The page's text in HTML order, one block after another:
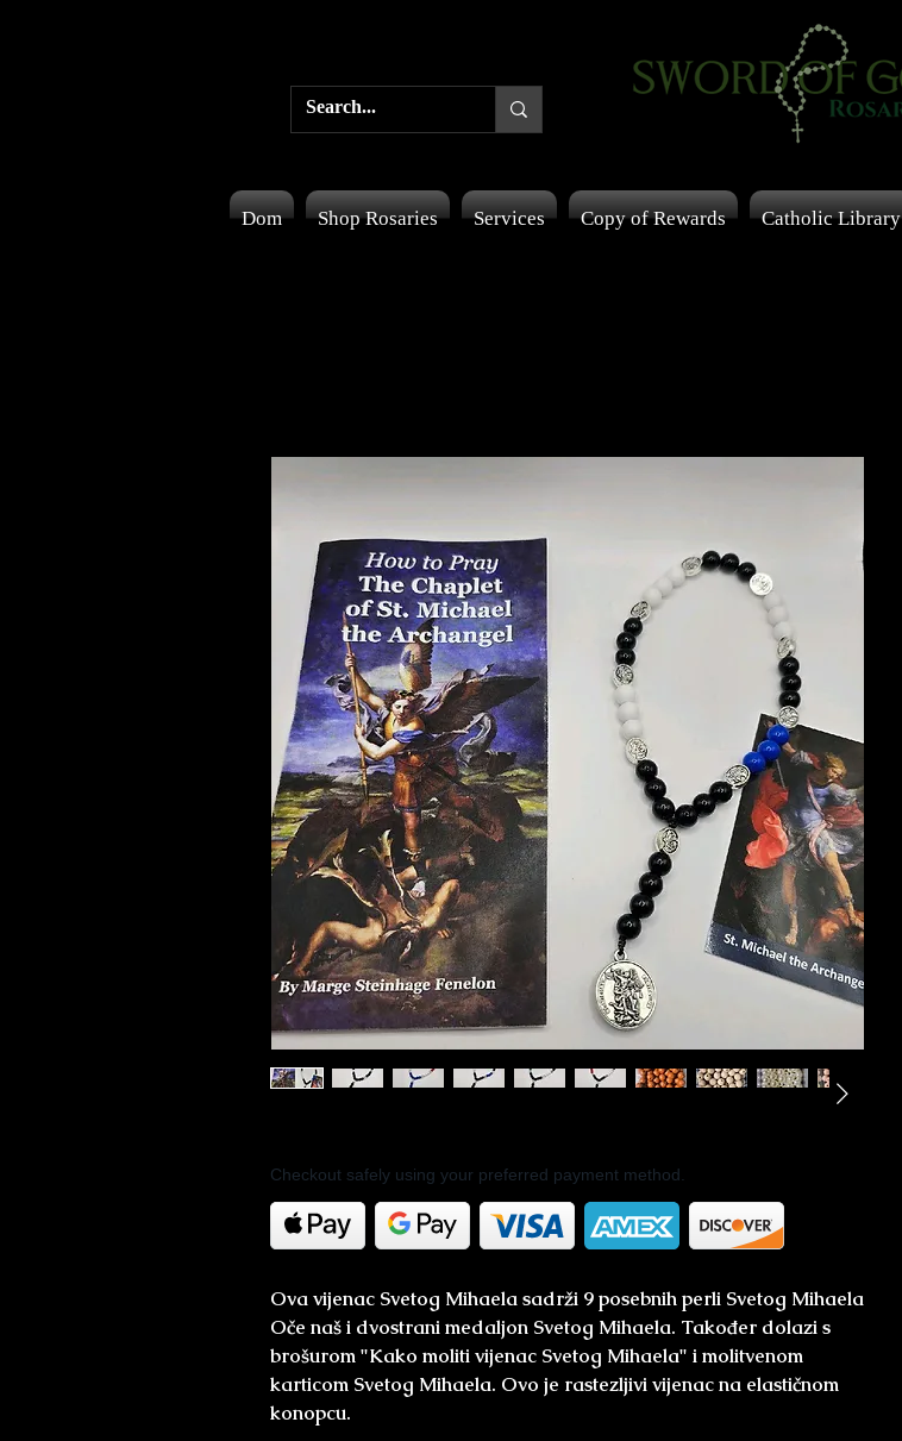
Dom Shop Rosaries Services Copy of Rewards Catholic Library
Checkout safely using your preferred payment method.
Ova vijenac Svetog Mihaela sadrži 9 posebnih perli Svetog Mihaela
Oče naš i dvostrani medaljon Svetog Mihaela. Također dolazi s
brošurom "Kako moliti vijenac Svetog Mihaela" i molitvenom
karticom Svetog Mihaela. Ovo je rastezljivi vijenac na elastičnom
konopcu.